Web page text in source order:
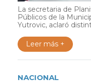
La secretaria de
Públicos de la
Yutrovic, aclaró
Leer más +
NACIONAL